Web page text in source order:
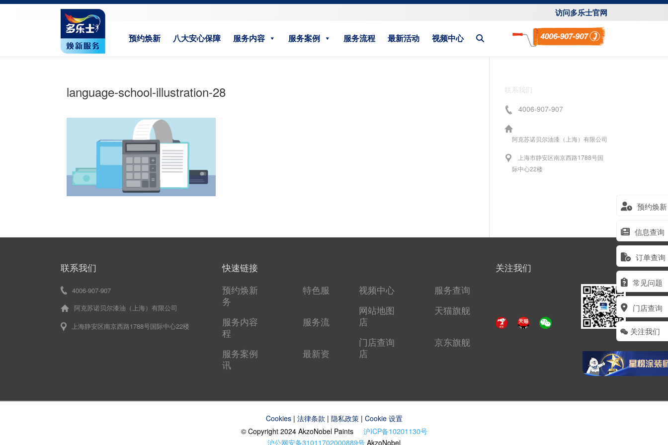
访问多乐士官网
预约焕新 八大安心保障 服务内容 服务案例 服务流程 最新活动 视频中心
预约焕新
信息查询
订单查询
常见问题
门店查询
关注我们
language-school-illustration-28
联系我们
4006-907-907
阿克苏诺贝尔油漆（上海）有限公司
上海市静安区南京西路1788号国
际中心22楼
联系我们
4006-907-907
阿克苏诺贝尔漆油（上海）有限公司
上海静安区南京西路1788号国际中心22楼
快速链接
预约焕新
特色服
务
服务内容
服务流
程
服务案例
最新资
讯
视频中心
服务查询
网站地图
天猫旗舰
店
门店查询
京东旗舰
店
关注我们
Cookies| 法律条款 | 隐私政策| Cookie 设置
© Copyright 2024 AkzoNobel Paints 沪ICP备10201130号
沪公网安备31011702000889号 AkzoNobel